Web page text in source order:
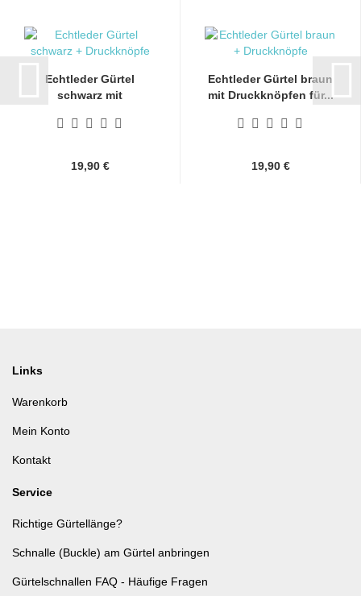
Echtleder Gürtel
schwarz mit
19,90 €
Echtleder Gürtel braun
mit Druckknöpfen für...
19,90 €
Links
Warenkorb
Mein Konto
Kontakt
Service
Richtige Gürtellänge?
Schnalle (Buckle) am Gürtel anbringen
Gürtelschnallen FAQ - Häufige Fragen